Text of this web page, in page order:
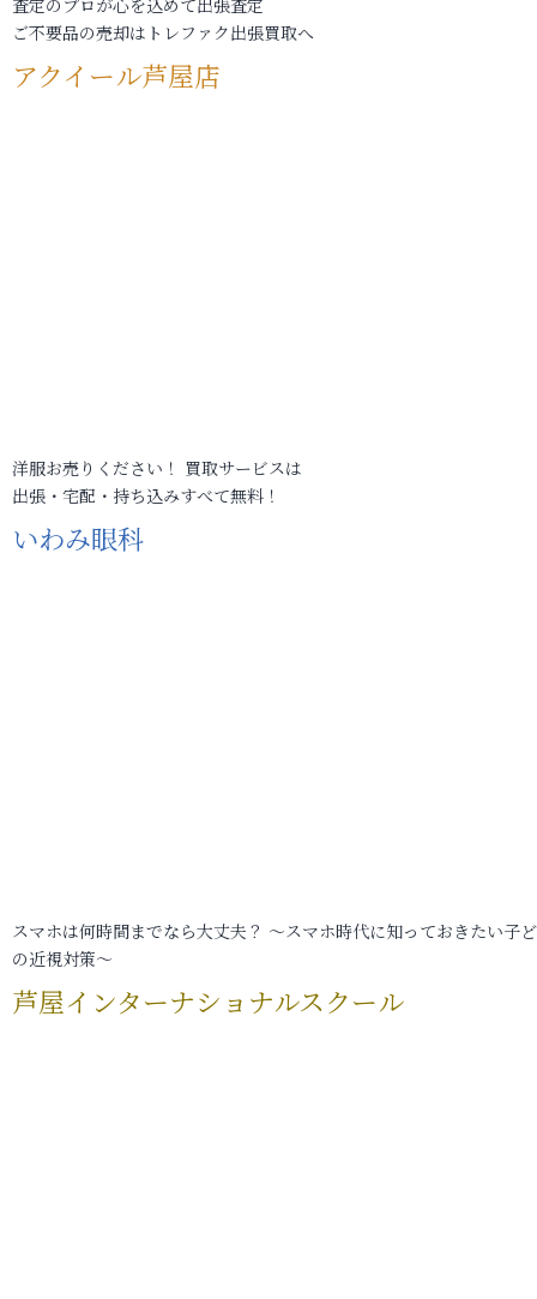
査定のプロが心を込めて出張査定
ご不要品の売却はトレファク出張買取へ
アクイール芦屋店
洋服お売りください！ 買取サービスは
出張・宅配・持ち込みすべて無料！
いわみ眼科
スマホは何時間までなら大丈夫？ ～スマホ時代に知っておきたい子
の近視対策～
芦屋インターナショナルスクール